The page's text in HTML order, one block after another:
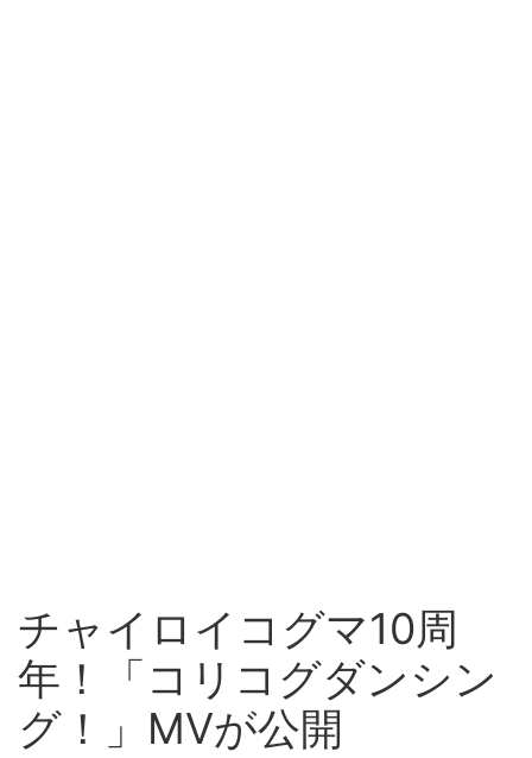
チャイロイコグマ10周
年！「コリコグダンシン
グ！」MVが公開